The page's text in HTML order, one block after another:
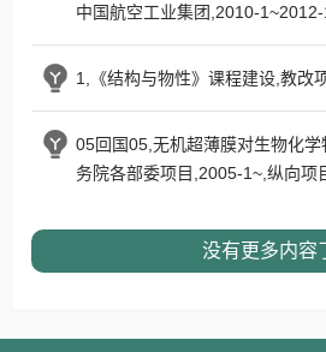
中国航空工业集团,2010-1~2012-
1,《结构与物性》课程建设,教改
05回国05,无机超薄膜对生物化
务院各部委项目,2005-1~,纵向项
没有更多内容